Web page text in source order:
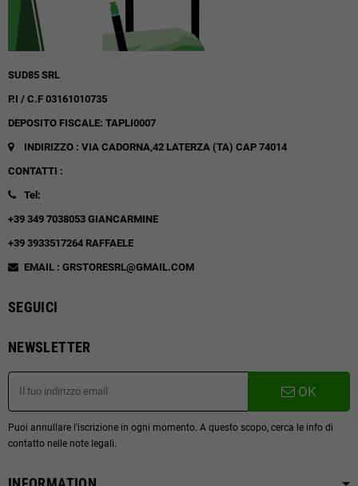
SUD85 SRL
P.I / C.F 03161010735
DEPOSITO FISCALE: TAPLI0007
INDIRIZZO : VIA CADORNA,42 LATERZA (TA) CAP 74014
CONTATTI :
Tel:
+39 349 7038053 GIANCARMINE
+39 3933517264 RAFFAELE
EMAIL : GRSTORESRL@GMAIL.COM
SEGUICI
NEWSLETTER
OK
Puoi annullare l'iscrizione in ogni momento. A questo scopo, cerca le info di
contatto nelle note legali.